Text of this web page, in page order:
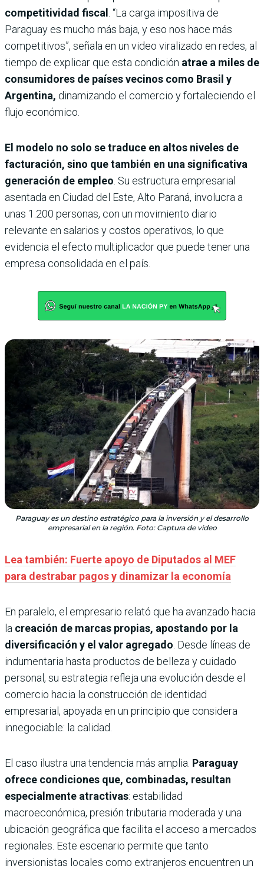
competitividad fiscal . “La carga impositiva de
Paraguay es mucho más baja, y eso nos hace más
competitivos”, señala en un video viralizado en redes, al
tiempo de explicar que esta condición atrae a miles de
consumidores de países vecinos como Brasil y
Argentina, dinamizando el comercio y fortaleciendo el
flujo económico.
El modelo no solo se traduce en altos niveles de
facturación, sino que también en una significativa
generación de empleo. Su estructura empresarial
asentada en Ciudad del Este, Alto Paraná, involucra a
unas 1.200 personas, con un movimiento diario
relevante en salarios y costos operativos, lo que
evidencia el efecto multiplicador que puede tener una
empresa consolidada en el país.
Paraguay es un destino estratégico para la inversión y el desarrollo
empresarial en la región. Foto: Captura de video
Lea también: Fuerte apoyo de Diputados al MEF
para destrabar pagos y dinamizar la economía
En paralelo, el empresario relató que ha avanzado hacia
la creación de marcas propias, apostando por la
diversificación y el valor agregado . Desde líneas de
indumentaria hasta productos de belleza y cuidado
personal, su estrategia refleja una evolución desde el
comercio hacia la construcción de identidad
empresarial, apoyada en un principio que considera
innegociable: la calidad.
El caso ilustra una tendencia más amplia. Paraguay
ofrece condiciones que, combinadas, resultan
especialmente atractivas: estabilidad
macroeconómica, presión tributaria moderada y una
ubicación geográfica que facilita el acceso a mercados
regionales. Este escenario permite que tanto
inversionistas locales como extranjeros encuentren un